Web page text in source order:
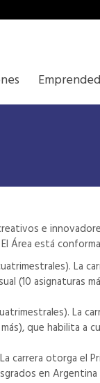
e
Área está
La
(10 asignaturas
La
que habilita
carrera otorga el
en